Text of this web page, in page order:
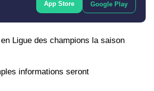
App Store Google Play
Ligue des champions la saison
informations seront